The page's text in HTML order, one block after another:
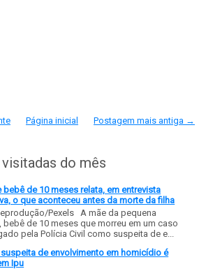
Postagem mais antiga →
Página inicial
do mês
bebê de 10 meses relata, em entrevista
o que aconteceu antes da morte da filha
Pexels A mãe da pequena
bebê de 10 meses que morreu em um caso
pela Polícia Civil como suspeita de e...
suspeita de envolvimento em homicídio é
Ipu